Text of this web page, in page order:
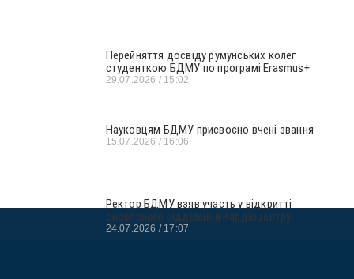
Перейняття досвіду румунських колег
студенткою БДМУ по програмі Erasmus+
29.07.2026 15:02
Науковцям БДМУ присвоєно вчені звання
15.07.2026 16:06
Ректор БДМУ взяв участь у відкритті
оновленого відділення Кардіоцентру
24.07.2026 17:07